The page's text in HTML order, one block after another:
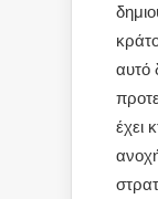
αυτό
έχει